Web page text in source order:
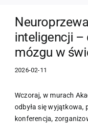
inteligencji –
mózgu w
2026-02-11
Wczoraj, w murach
odbyła się wyjątkowa,
konferencja,